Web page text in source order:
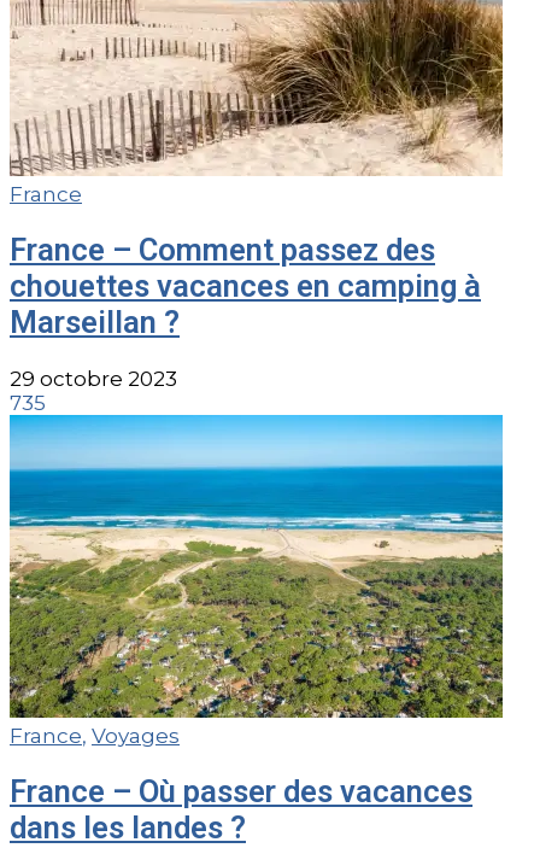
France
France – Comment passez des
chouettes vacances en camping à
Marseillan ?
29 octobre 2023
735
France, Voyages
France – Où passer des vacances
dans les landes ?